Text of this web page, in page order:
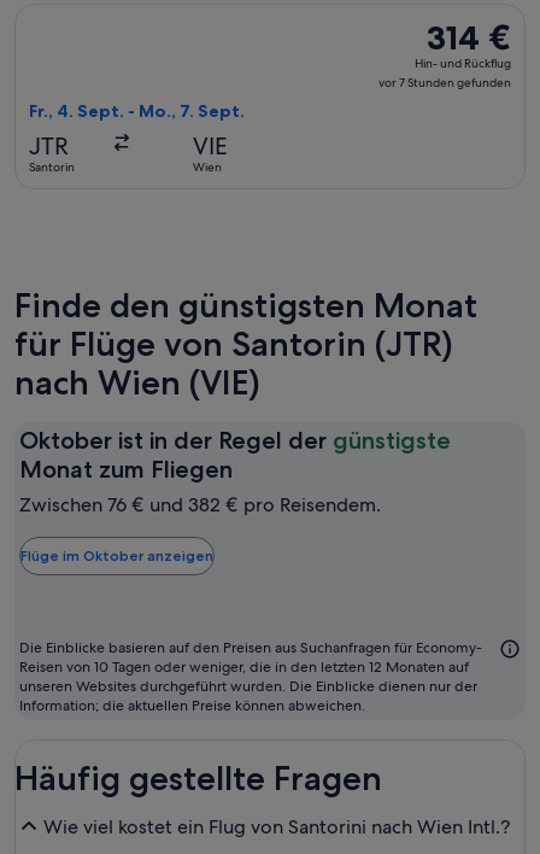
314 €
Hin-
und
314 €
Hin- und Rückflug
vor 7 Stunden gefunden
Fr., 4. Sept. - Mo., 7. Sept.
JTR
Santorin
VIE
Wien
Finde den günstigsten Monat
für Flüge von Santorin (JTR)
nach Wien (VIE)
Oktober ist in der Regel der günstigste
Monat zum Fliegen
ist
günstigste
Monat
zum
Zwischen 76 € und 382 € pro Reisendem.
Flüge im Oktober anzeigen
Die Einblicke basieren auf den Preisen aus Suchanfragen für Economy-
Reisen von 10 Tagen oder weniger, die in den letzten 12 Monaten auf
unseren Websites durchgeführt wurden. Die Einblicke dienen nur der
Information; die aktuellen Preise können abweichen.
Häufig gestellte Fragen
Wie viel kostet ein Flug von Santorini nach Wien Intl.?